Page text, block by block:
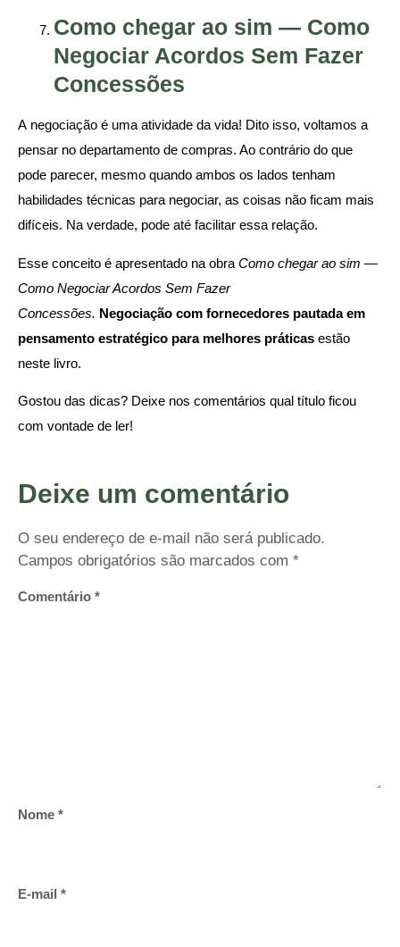
Como chegar ao sim — Como
Negociar Acordos Sem Fazer
Concessões
A negociação é uma atividade da vida! Dito isso, voltamos a
pensar no departamento de compras. Ao contrário do que
pode parecer, mesmo quando ambos os lados tenham
habilidades técnicas para negociar, as coisas não ficam mais
difíceis. Na verdade, pode até facilitar essa relação.
Esse conceito é apresentado na obra Como chegar ao sim —
Como Negociar Acordos Sem Fazer
Concessões. Negociação com fornecedores pautada em
pensamento estratégico para melhores práticas estão
neste livro.
Gostou das dicas? Deixe nos comentários qual título ficou
com vontade de ler!
Deixe um comentário
O seu endereço de e-mail não será publicado.
Campos obrigatórios são marcados com *
Comentário *
Nome *
E-mail *